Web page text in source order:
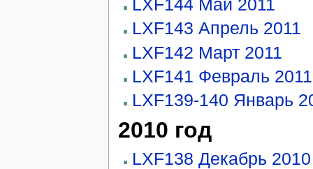
LXF144 Май 2011
LXF143 Апрель 2011
LXF142 Март 2011
LXF141 Февраль 2011
LXF139-140 Январь
2010 год
LXF138 Декабрь 2010